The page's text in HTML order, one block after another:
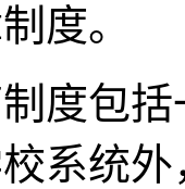
度。
包括
系统